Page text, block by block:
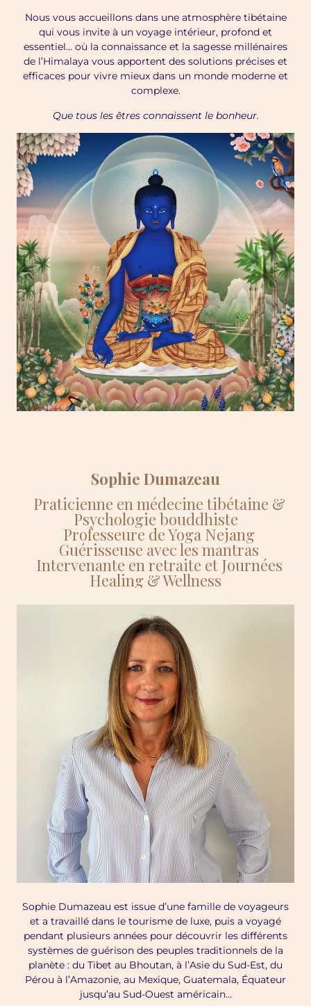
Nous vous accueillons dans une atmosphère tibétaine
qui vous invite à un voyage intérieur, profond et
essentiel… où la connaissance et la sagesse millénaires
de l’Himalaya vous apportent des solutions précises et
efficaces pour vivre mieux dans un monde moderne et
complexe.
Que tous les êtres connaissent le bonheur.
Sophie Dumazeau
Praticienne en médecine tibétaine &
Psychologie bouddhiste
Professeure de Yoga Nejang
Guérisseuse avec les mantras
Intervenante en retraite et Journées
Healing & Wellness
Sophie Dumazeau est issue d’une famille de voyageurs
et a travaillé dans le tourisme de luxe, puis a voyagé
pendant plusieurs années pour découvrir les différents
systèmes de guérison des peuples traditionnels de la
planète : du Tibet au Bhoutan, à l’Asie du Sud-Est, du
Pérou à l’Amazonie, au Mexique, Guatemala, Équateur
jusqu’au Sud-Ouest américain…